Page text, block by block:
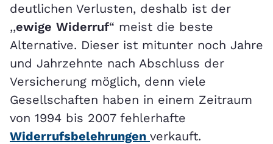
deutlichen Verlusten, deshalb ist der
,,ewige Widerruf“ meist die beste
Alternative. Dieser ist mitunter noch Jahre
und Jahrzehnte nach Abschluss der
Versicherung möglich, denn viele
Gesellschaften haben in einem Zeitraum
von 1994 bis 2007 fehlerhafte
Widerrufsbelehrungen verkauft.